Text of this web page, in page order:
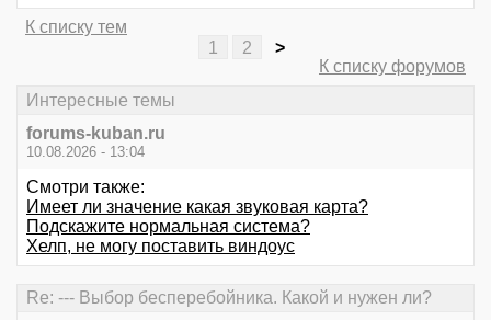
К списку тем
1
2
>
К списку форумов
Интересные темы
forums-kuban.ru
10.08.2026 - 13:04
Смотри также:
Имеет ли значение какая звуковая карта?
Подскажите нормальная система?
Хелп, не могу поставить виндоус
Re: --- Выбор бесперебойника. Какой и нужен ли?